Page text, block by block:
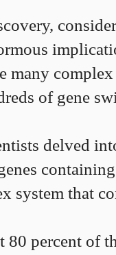
many
of gene
delved
system that
80 percent of